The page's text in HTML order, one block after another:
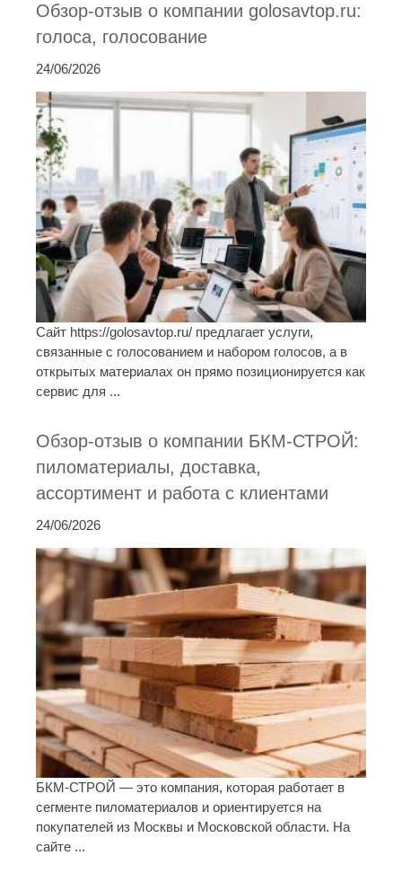
Обзор-отзыв о компании golosavtop.ru:
голоса, голосование
24/06/2026
Сайт https://golosavtop.ru/ предлагает услуги,
связанные с голосованием и набором голосов, а в
открытых материалах он прямо позиционируется как
сервис для ...
Обзор-отзыв о компании БКМ-СТРОЙ:
пиломатериалы, доставка,
ассортимент и работа с клиентами
24/06/2026
БКМ-СТРОЙ — это компания, которая работает в
сегменте пиломатериалов и ориентируется на
покупателей из Москвы и Московской области. На
сайте ...